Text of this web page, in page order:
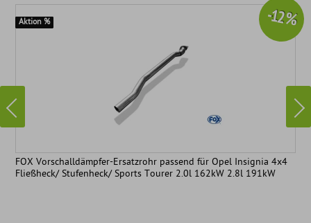
FOX Vorschalldämpfer-Ersatzrohr passend für Opel Insignia 4x4
Fließheck/ Stufenheck/ Sports Tourer 2.0l 162kW 2.8l 191kW
-12 %
Aktion %